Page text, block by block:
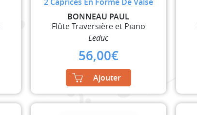
BONNEAU PAUL
Flûte Traversière et Piano
Leduc
56,00€
Ajouter